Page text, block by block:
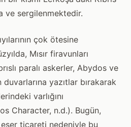
ve sergilenmektedir.
çok ötesine
Mısır firavunları
paralı askerler, Abydos ve
yazıtlar bırakarak
varlığını
Character, n.d.). Bugün,
ticareti nedeniyle bu